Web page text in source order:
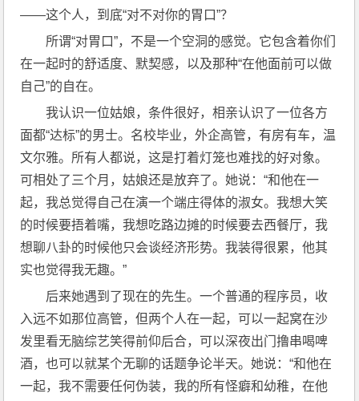
——这个人，到底“对不对你的胃口”？
所谓“对胃口”，不是一个空洞的感觉。它包含着你们
在一起时的舒适度、默契感，以及那种“在他面前可以做
自己”的自在。
我认识一位姑娘，条件很好，相亲认识了一位各方
面都“达标”的男士。名校毕业，外企高管，有房有车，温
文尔雅。所有人都说，这是打着灯笼也难找的好对象。
可相处了三个月，姑娘还是放弃了。她说：“和他在一
起，我总觉得自己在演一个端庄得体的淑女。我想大笑
的时候要捂着嘴，我想吃路边摊的时候要去西餐厅，我
想聊八卦的时候他只会谈经济形势。我装得很累，他其
实也觉得我无趣。”
后来她遇到了现在的先生。一个普通的程序员，收
入远不如那位高管，但两个人在一起，可以一起窝在沙
发里看无脑综艺笑得前仰后合，可以深夜出门撸串喝啤
酒，也可以就某个无聊的话题争论半天。她说：“和他在
一起，我不需要任何伪装，我的所有怪癖和幼稚，在他